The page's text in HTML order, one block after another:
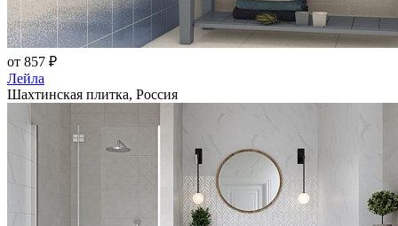
от 857 ₽
Лейла
Шахтинская плитка, Россия